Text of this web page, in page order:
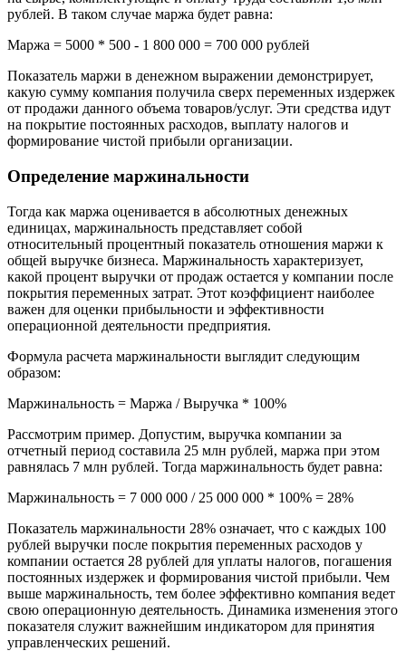
рублей. В таком случае маржа будет равна:
Маржа = 5000 * 500 - 1 800 000 = 700 000 рублей
Показатель маржи в денежном выражении демонстрирует,
какую сумму компания получила сверх переменных издержек
от продажи данного объема товаров/услуг. Эти средства идут
на покрытие постоянных расходов, выплату налогов и
формирование чистой прибыли организации.
Определение маржинальности
Тогда как маржа оценивается в абсолютных денежных
единицах, маржинальность представляет собой
относительный процентный показатель отношения маржи к
общей выручке бизнеса. Маржинальность характеризует,
какой процент выручки от продаж остается у компании после
покрытия переменных затрат. Этот коэффициент наиболее
важен для оценки прибыльности и эффективности
операционной деятельности предприятия.
Формула расчета маржинальности выглядит следующим
образом:
Маржинальность = Маржа / Выручка * 100%
Рассмотрим пример. Допустим, выручка компании за
отчетный период составила 25 млн рублей, маржа при этом
равнялась 7 млн рублей. Тогда маржинальность будет равна:
Маржинальность = 7 000 000 / 25 000 000 * 100% = 28%
Показатель маржинальности 28% означает, что с каждых 100
рублей выручки после покрытия переменных расходов у
компании остается 28 рублей для уплаты налогов, погашения
постоянных издержек и формирования чистой прибыли. Чем
выше маржинальность, тем более эффективно компания ведет
свою операционную деятельность. Динамика изменения этого
показателя служит важнейшим индикатором для принятия
управленческих решений.